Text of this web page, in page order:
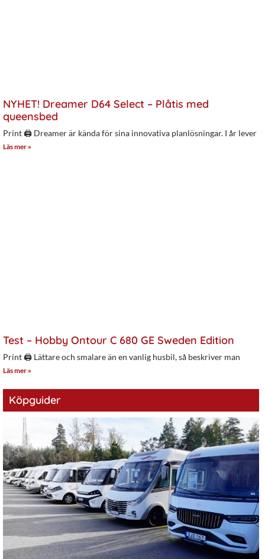
NYHET! Dreamer D64 Select – Plåtis med
queensbed
Print 🖨 Dreamer är kända för sina innovativa planlösningar. I år lever
Läs mer »
Test – Hobby Ontour C 680 GE Sweden Edition
Print 🖨 Lättare och smalare än en vanlig husbil, så beskriver man
Läs mer »
Köpguider